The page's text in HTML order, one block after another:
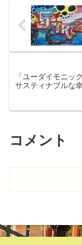
「ユーダイモニッ
サスティナブルな
コメント